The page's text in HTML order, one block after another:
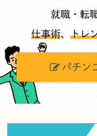
就職・転
仕事術、 トレ
パチン